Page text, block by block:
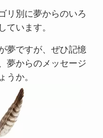
リ別に夢からのいろ
ています。
夢ですが、ぜひ記憶
夢からのメッセージ
うか。